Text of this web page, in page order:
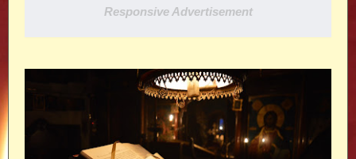
Responsive Advertisement